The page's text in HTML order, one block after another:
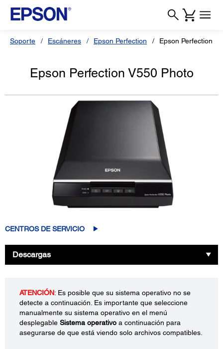
Soporte Escáneres Epson Perfection Epson Perfection
Epson Perfection V550 Photo
CENTROS DE SERVICIO
Descargas
ATENCIÓN: Es posible que su sistema operativo no se
detecte a continuación. Es importante que seleccione
manualmente su sistema operativo en el menú
desplegable Sistema operativo a continuación para
asegurarse de que está viendo solo archivos compatibles.